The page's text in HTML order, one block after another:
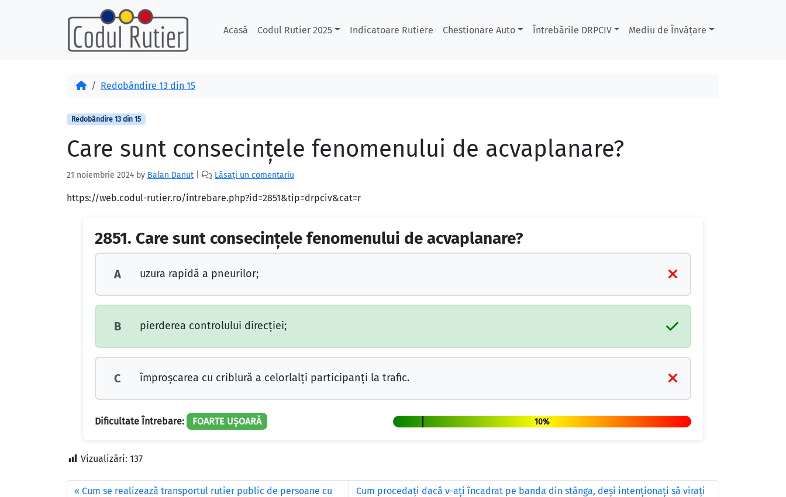
Acasă Codul Rutier 2025 Indicatoare Rutiere Chestionare Auto Întrebările DRPCIV Mediu de Învățare
AcasăRedobândire 13 din 15
Redobândire 13 din 15
Care sunt consecinţele fenomenului de acvaplanare?
21 noiembrie 2024 by Balan Danut Lăsați un comentariu
https://web.codul-rutier.ro/intrebare.php?id=2851&tip=drpciv&cat=r
2851. Care sunt consecinţele fenomenului de acvaplanare?
A uzura rapidă a pneurilor;
B pierderea controlului direcţiei;
C împroşcarea cu criblură a celorlalţi participanţi la trafic.
Dificultate Întrebare: FOARTE UȘOARĂ 10%
Vizualizări: 137
Cum se realizează transportul rutier public de persoane cu
Cum procedaţi dacă v-aţi încadrat pe banda din stânga, deşi intenţionaţi să viraţi